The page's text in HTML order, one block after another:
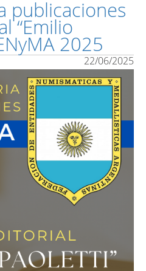
publicaciones
“Emilio
2025
22/06/2025